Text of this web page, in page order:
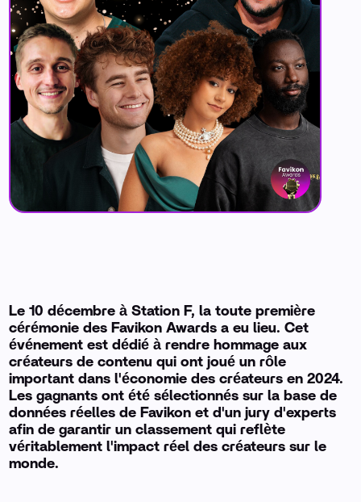
Le 10 décembre à Station F, la toute première
cérémonie des Favikon Awards a eu lieu. Cet
événement est dédié à rendre hommage aux
créateurs de contenu qui ont joué un rôle
important dans l'économie des créateurs en 2024.
Les gagnants ont été sélectionnés sur la base de
données réelles de Favikon et d'un jury d'experts
afin de garantir un classement qui reflète
véritablement l'impact réel des créateurs sur le
monde.